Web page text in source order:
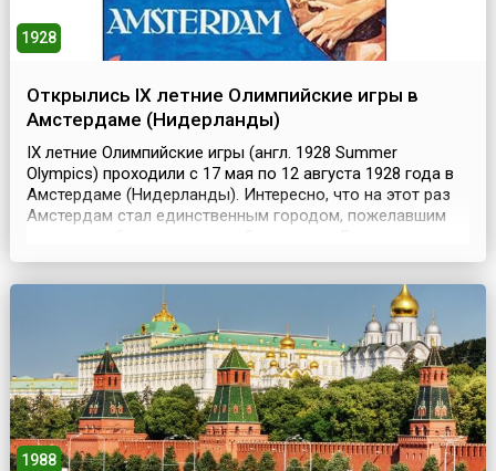
1928
Открылись IX летние Олимпийские игры в
Амстердаме (Нидерланды)
IX летние Олимпийские игры (англ. 1928 Summer
Olympics) проходили с 17 мая по 12 августа 1928 года в
Амстердаме (Нидерланды). Интересно, что на этот раз
Амстердам стал единственным городом, пожелавшим
в МОК не поступало, и звание Олимпийской столицы
борьбы.При проведении этих Игр главой МОК впервые в
1988